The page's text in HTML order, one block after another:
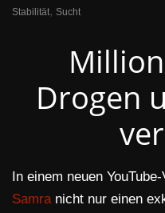
Stabilität, Sucht
Drogen
In einem neuen
Samranicht nur einen